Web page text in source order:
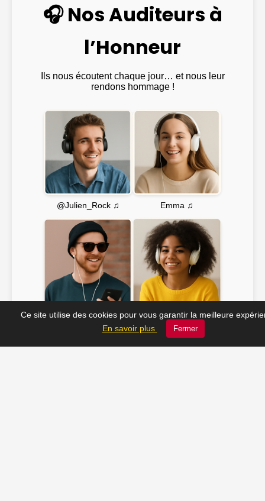
🎧 Nos Auditeurs à
l’Honneur
Ils nous écoutent chaque jour… et nous leur
rendons hommage !
@Julien_Rock ♫ Emma ♫
JC_13 ♫ Soline ♫
Ce site utilise des cookies pour vous garantir la meilleure
En savoir plus
Fermer